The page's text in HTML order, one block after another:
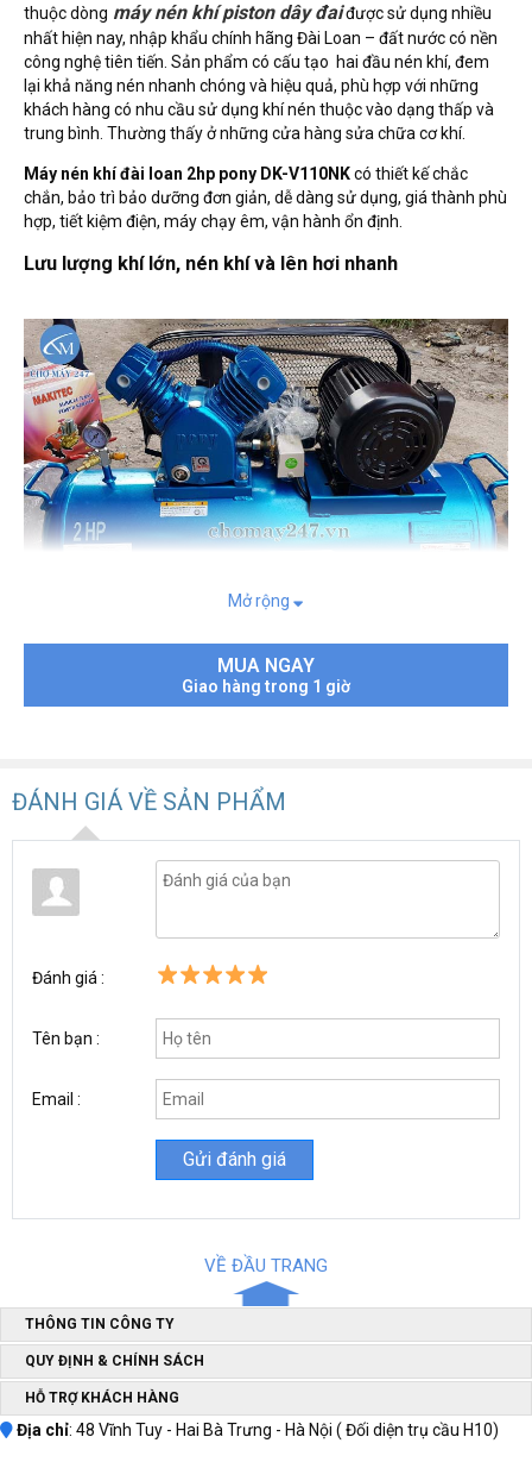
thuộc dòng máy nén khí piston dây đaiđược sử dụng nhiều
nhất hiện nay, nhập khẩu chính hãng Đài Loan – đất nước có nền
công nghệ tiên tiến. Sản phẩm có cấu tạo hai đầu nén khí, đem
lại khả năng nén nhanh chóng và hiệu quả, phù hợp với những
khách hàng có nhu cầu sử dụng khí nén thuộc vào dạng thấp và
trung bình. Thường thấy ở những cửa hàng sửa chữa cơ khí.
Máy nén khí đài loan 2hp pony DK­-V110NKcó thiết kế chắc
chắn, bảo trì bảo dưỡng đơn giản, dễ dàng sử dụng, giá thành phù
hợp, tiết kiệm điện, máy chạy êm, vận hành ổn định.
Lưu lượng khí lớn, nén khí và lên hơi nhanh
Máy nén khí piston dây đai Đài Loan Pony DK-V110NK
lên hơi nhanh , thiết kế tương đối gọn nhẹ , là sự lựa chọn
hàng đầu cho các cửa tiệm sửa chữa xe chuyên nghiệp đòi hỏi
khả năng vận hành liên tục, cấp hơi cùng lúc cho nhều thiết bị
Với mức công suất hợp lý,máy bơm hơi pony đài loan DK-­
V110NK /2hp
Kết cấu chắc chắn, tuổi thọ cao
Máy nén khí piston dây đai Đài Loan Pony DK-V110NKđược
sản xuất trên dây chuyền thiết bị hiện đại, sử dụng chất liệu cao
cấp đạt chuẩn chất lượng. Bình chứa được làm bằng kim loại tốt,
Mở rộng
MUA NGAY
Giao hàng trong 1 giờ
ĐÁNH GIÁ VỀ SẢN PHẨM
Đánh giá :
Tên bạn :
Email :
VỀ ĐẦU TRANG
THÔNG TIN CÔNG TY
QUY ĐỊNH & CHÍNH SÁCH
HỖ TRỢ KHÁCH HÀNG
Địa chỉ: 48 Vĩnh Tuy - Hai Bà Trưng - Hà Nội ( Đối diện trụ cầu H10)